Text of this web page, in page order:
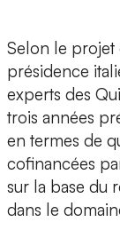
Selon le projet
présidence
experts des
trois années
en termes de
cofinancées
sur la base du
dans le